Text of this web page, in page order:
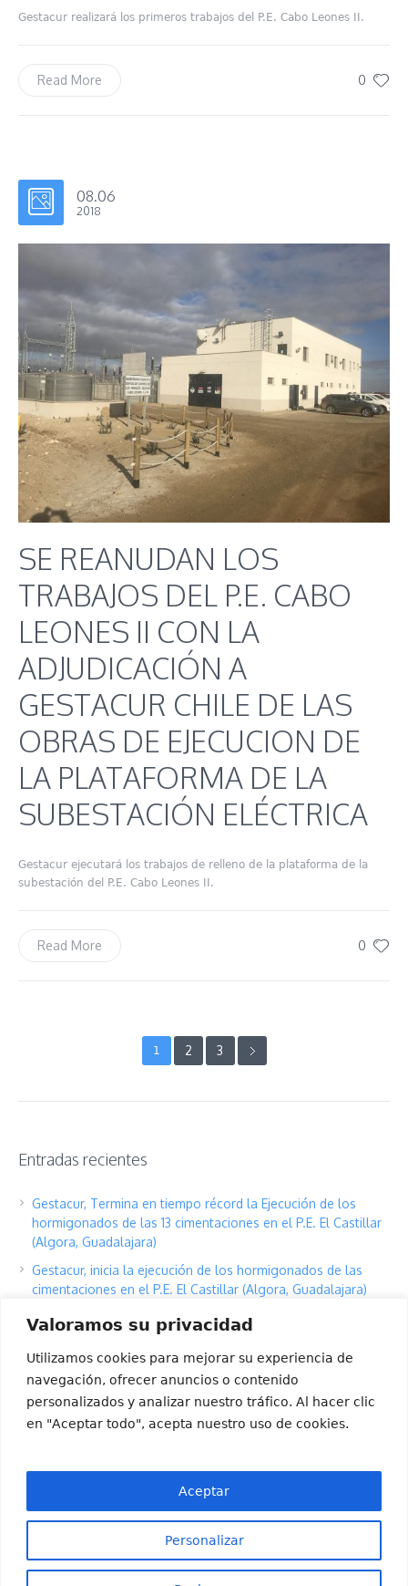
Valoramos su privacidad
Utilizamos cookies para mejorar su experiencia de
navegación, ofrecer anuncios o contenido
personalizados y analizar nuestro tráfico. Al hacer clic
en "Aceptar todo", acepta nuestro uso de cookies.
Personalizar
Aceptar
Gestacur realizará los primeros trabajos del P.E. Cabo Leones II.
0
Read More
08.06
2018
SE REANUDAN LOS
TRABAJOS DEL P.E. CABO
LEONES II CON LA
ADJUDICACIÓN A
GESTACUR CHILE DE LAS
OBRAS DE EJECUCION DE
LA PLATAFORMA DE LA
SUBESTACIÓN ELÉCTRICA
Gestacur ejecutará los trabajos de relleno de la plataforma de la
subestación del P.E. Cabo Leones II.
0
Read More
1 2 3
Entradas recientes
Gestacur, Termina en tiempo récord la Ejecución de los
hormigonados de las 13 cimentaciones en el P.E. El Castillar
(Algora, Guadalajara)
Gestacur, inicia la ejecución de los hormigonados de las
cimentaciones en el P.E. El Castillar (Algora, Guadalajara)
Gestacur inicia, la ejecución del hormigonado de las
cimentaciones en el P.E. de Joluga, Eslava, Navarra, con la
cimentación del Aerogenerador Joluga 3.
Gestacur SLU, con el deporte joven gallego.
Gestacur, Adjudicatario del Contrato BOP de la Obra Civil y
Red de Media Tensión del Parque Eólico El Castillar, en